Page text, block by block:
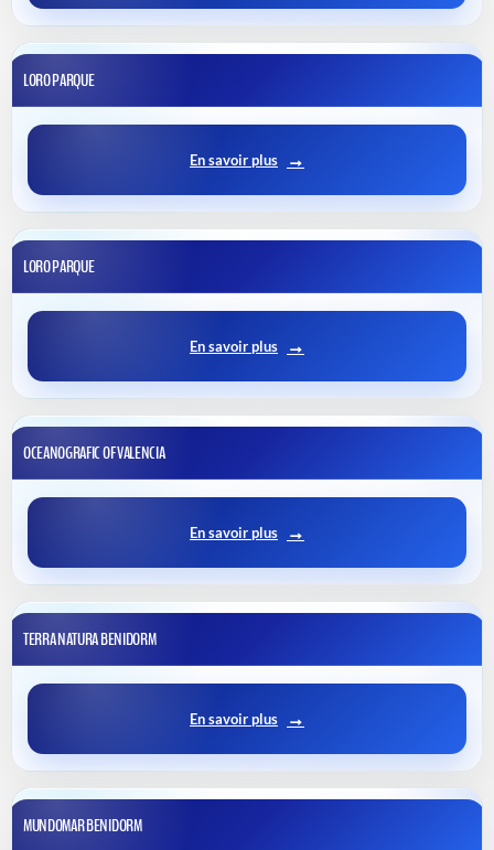
LORO PARQUE
En savoir plus
LORO PARQUE
En savoir plus
OCEANOGRAFIC OF VALENCIA
En savoir plus
TERRA NATURA BENIDORM
En savoir plus
MUNDOMAR BENIDORM